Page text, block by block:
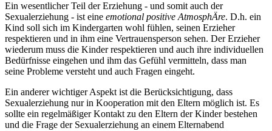
Ein wesentlicher Teil der Erziehung - und somit auch der
Sexualerziehung - ist eine emotional positive AtmosphÄre. D.h. ein
Kind soll sich im Kindergarten wohl fühlen, seinen Erzieher
respektieren und in ihm eine Vertrauensperson sehen. Der Erzieher
wiederum muss die Kinder respektieren und auch ihre individuellen
Bedürfnisse eingehen und ihm das Gefühl vermitteln, dass man
seine Probleme versteht und auch Fragen eingeht.
Ein anderer wichtiger Aspekt ist die Berücksichtigung, dass
Sexualerziehung nur in Kooperation mit den Eltern möglich ist. Es
sollte ein regelmäßiger Kontakt zu den Eltern der Kinder bestehen
und die Frage der Sexualerziehung an einem Elternabend